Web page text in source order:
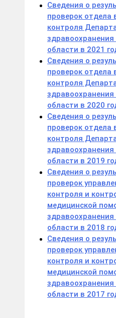
Сведения о
проверок отдела
контроля
области в 2021
Сведения о
проверок отдела
контроля
области в 2020
Сведения о
проверок отдела
контроля
области в 2019
Сведения о
проверок
контроля и
медицинской
области в 2018
Сведения о
проверок
контроля и
медицинской
области в 2017